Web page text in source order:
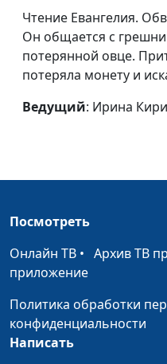
Не бойтесь убивающих
Евангелие от Луки 12:4-12
Просите и дано будет
Евангелие от Луки 11:5-
Исцеление
Евангелие от Луки 8:22-
Мария Магдалина
Луки 7:36-50
Евангелие от Луки 7:11-
Исцеление слуги
Чтение Евангелия.
Он общается с
потерянной овце.
потеряла монету и
Ведущий: Ирина
Посмотреть
Онлайн ТВ • Архив ТВ
приложение
Политика обработки
конфиденциальности
Написать